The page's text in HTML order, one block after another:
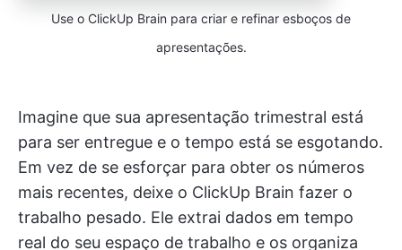
Use o ClickUp Brain para criar e refinar esboços de
apresentações.
Imagine que sua apresentação trimestral está
para ser entregue e o tempo está se esgotando.
Em vez de se esforçar para obter os números
mais recentes, deixe o ClickUp Brain fazer o
trabalho pesado. Ele extrai dados em tempo
real do seu espaço de trabalho e os organiza